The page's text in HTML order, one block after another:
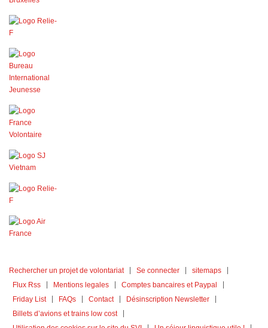
Rechercher un projet de volontariat Se connecter
sitemaps
Flux Rss
Mentions legales
Comptes bancaires et Paypal
Friday List
FAQs Contact
Désinscription Newsletter
Billets d’avions et trains low cost